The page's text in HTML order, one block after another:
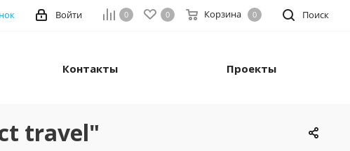
Поиск
0 0 Корзина 0
Войти
Контакты Проекты
travel"